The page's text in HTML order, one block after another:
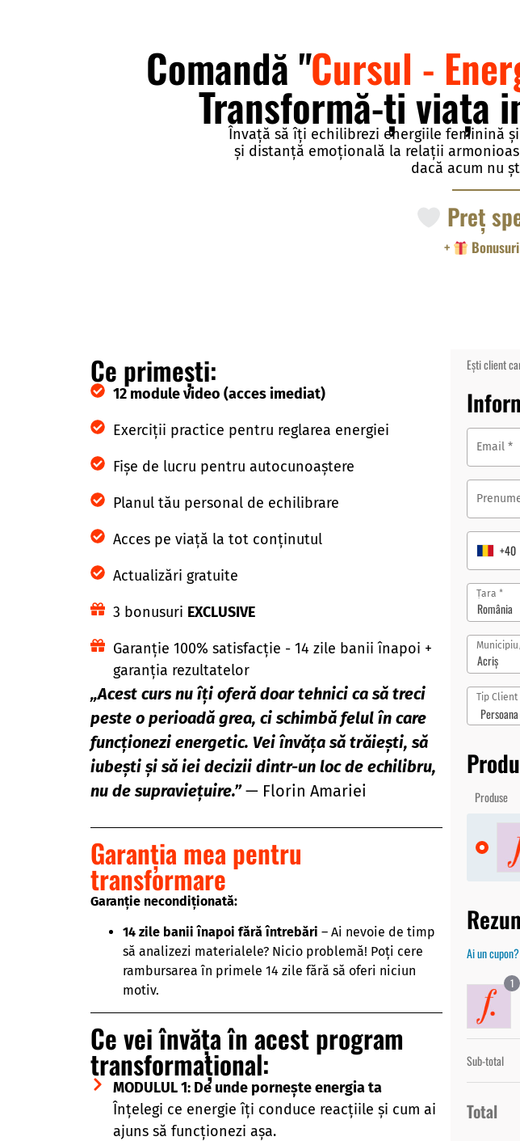
Comandă "Cursul -
Transformă-ți viața
Învață să îți echilibrezi energiile feminină
și distanță emoțională la relații
dacă acum nu
Preț
+
Ce primești:
12 module video (acces imediat)
Exerciții practice pentru reglarea energiei
Fișe de lucru pentru autocunoaștere
Planul tău personal de echilibrare
Acces pe viață la tot conținutul
Actualizări gratuite
3 bonusuri EXCLUSIVE
Garanție 100% satisfacție - 14 zile banii înapoi +
garanția rezultatelor
„Acest curs nu îți oferă doar tehnici ca să treci
peste o perioadă grea, ci schimbă felul în care
funcționezi energetic. Vei învăța să trăiești, să
iubești și să iei decizii dintr-un loc de echilibru,
nu de supraviețuire.”— Florin Amariei
Garanția mea pentru
transformare
Garanție necondiționată:
14 zile banii înapoi fără întrebări – Ai nevoie de timp
să analizezi materialele? Nicio problemă! Poți cere
rambursarea în primele 14 zile fără să oferi niciun
motiv.
Ce vei învăța în acest program
transformațional:
MODULUL 1: De unde pornește energia ta
Înțelegi ce energie îți conduce reacțiile și cum ai
ajuns să funcționezi așa.
Ești client
Email *
+40
Țara *
România
Acriş
Tip Client
Produse
Ai un
1
Sub-total
Total